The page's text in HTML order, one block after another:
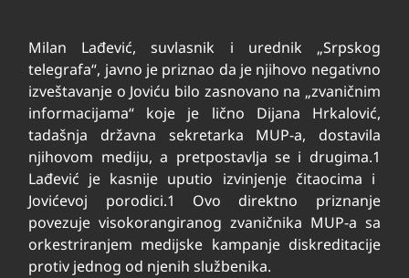
Milan Lađević, suvlasnik i urednik „Srpskog
telegrafa“, javno je priznao da je njihovo negativno
izveštavanje o Joviću bilo zasnovano na „zvaničnim
informacijama“ koje je lično Dijana Hrkalović,
tadašnja državna sekretarka MUP-a, dostavila
njihovom mediju, a pretpostavlja se i drugima.1
Lađević je kasnije uputio izvinjenje čitaocima i
Jovićevoj porodici.1
Ovo direktno priznanje
povezuje visokorangiranog zvaničnika MUP-a sa
orkestriranjem medijske kampanje diskreditacije
protiv jednog od njenih službenika.